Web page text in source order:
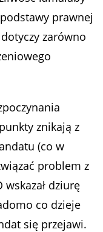
prawnej
zarówno
znikają z
(co w
problem z
wskazał dziurę
co dzieje
się przejawi.